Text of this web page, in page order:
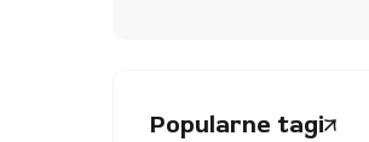
Popularne tagi